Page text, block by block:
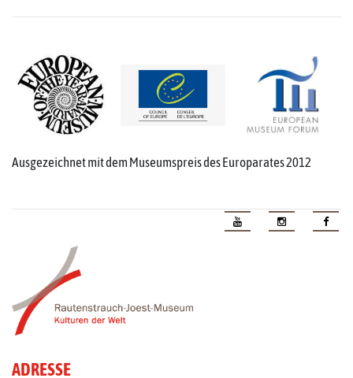
Ausgezeichnet mit dem Museumspreis des Europarates 2012
ADRESSE